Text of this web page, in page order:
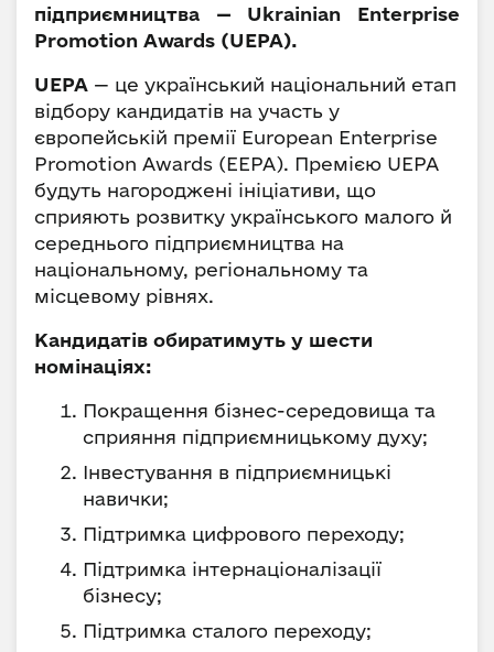
підприємництва — Ukrainian Enterprise
Promotion Awards (UEPA).
UEPA — це український національний етап
відбору кандидатів на участь у
європейській премії European Enterprise
Promotion Awards (EEPA). Премією UЕРА
будуть нагороджені ініціативи, що
сприяють розвитку українського малого й
середнього підприємництва на
національному, регіональному та
місцевому рівнях.
Кандидатів обиратимуть у шести
номінаціях:
Покращення бізнес-середовища та
сприяння підприємницькому духу;
Інвестування в підприємницькі
навички;
Підтримка цифрового переходу;
Підтримка інтернаціоналізації
бізнесу;
Підтримка сталого переходу;